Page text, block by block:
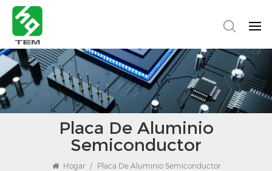
Placa De Aluminio
Semiconductor
Hogar / Placa De Aluminio Semiconductor